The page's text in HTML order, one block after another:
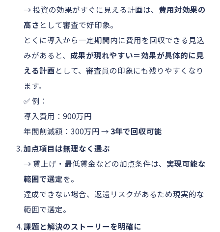
→ 投資の効果がすぐに見える計画は、 費用対効果の
高さ として審査で好印象。
とくに導入から一定期間内に費用を回収できる見込
みがあると、 成果が現れやすい＝効果が具体的に見
える計画として、審査員の印象にも残りやすくなり
ます。
✅ 例：
導入費用：900万円
年間削減額：300万円 →3年で回収可能
加点項目は無理なく選ぶ
→ 賃上げ・最低賃金などの加点条件は、 実現可能な
範囲で選定を。
達成できない場合、返還リスクがあるため現実的な
範囲で選定。
課題と解決のストーリーを明確に